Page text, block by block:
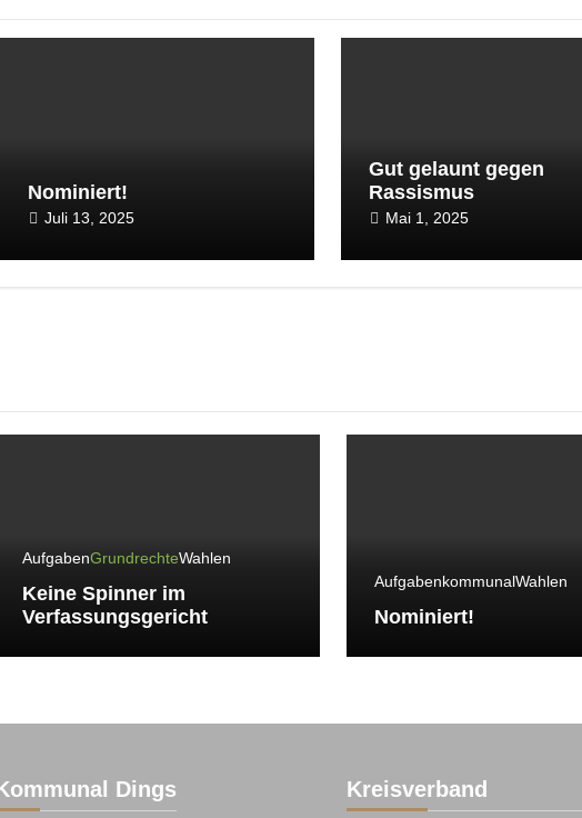
Nominiert!
Juli 13, 2025
Gut gelaunt gegen
Rassismus
Mai 1, 2025
AufgabenGrundrechteWahlen
Keine Spinner im
Verfassungsgericht
AufgabenkommunalWahlen
Nominiert!
Dings Kreisverband